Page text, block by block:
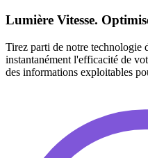
Lumière Vitesse.
Tirez parti de notre technologie
instantanément l'efficacité de
des informations exploitables